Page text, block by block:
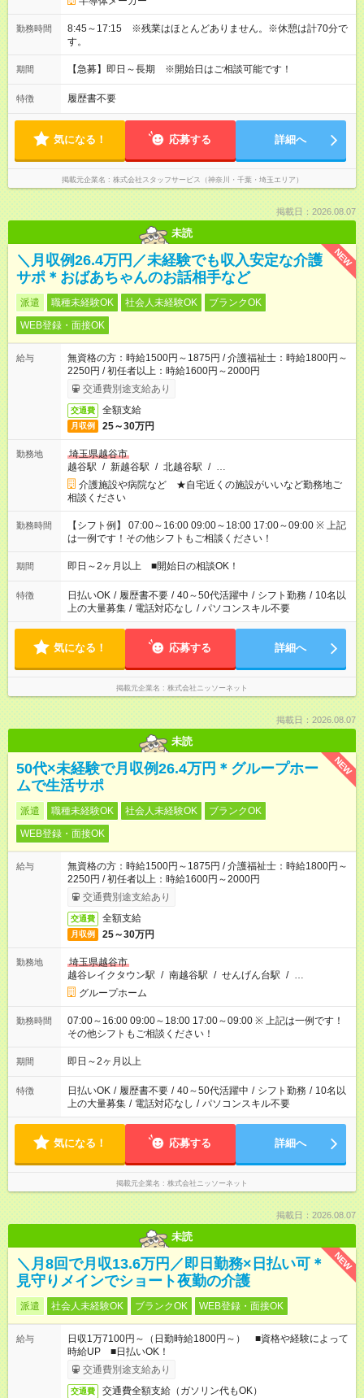
勤務時間
8:45～17:15 ※残業はほとんどありません。※休憩は計70分で
す。
期間 【急募】即日～長期 ※開始日はご相談可能です！
特徴 履歴書不要
気になる！ 応募する 詳細へ
掲載元企業名 株式会社スタッフサービス（神奈川・千葉・埼玉エリア）
掲載日：2026.08.07
未読
NEW
＼月収例26.4万円／未経験でも収入安定な介護
サポ＊おばあちゃんのお話相手など
派遣 職種未経験OK 社会人未経験OK
ブランクOK
WEB登録・面接OK
給与
無資格の方：時給1500円～1875円 / 介護福祉士：時給1800円～
2250円 / 初任者以上：時給1600円～2000円
交通費別途支給あり
交通費 全額支給
月収例 25～30万円
勤務地
埼玉県越谷市
越谷駅 / 新越谷駅 / 北越谷駅 / …
介護施設や病院など ★自宅近くの施設がいいなど勤務地ご
相談ください
勤務時間
【シフト例】 07:00～16:00 09:00～18:00 17:00～09:00 ※ 上記
は一例です！その他シフトもご相談ください！
期間 即日～2ヶ月以上 ■開始日の相談OK！
特徴 日払いOK / 履歴書不要 / 40～50代活躍中 / シフト勤務 / 10名以
上の大量募集 / 電話対応なし / パソコンスキル不要
気になる！ 応募する 詳細へ
掲載元企業名 株式会社ニッソーネット
掲載日：2026.08.07
未読
NEW
50代×未経験で月収例26.4万円＊グループホー
ムで生活サポ
派遣 職種未経験OK 社会人未経験OK
ブランクOK
WEB登録・面接OK
給与
無資格の方：時給1500円～1875円 / 介護福祉士：時給1800円～
2250円 / 初任者以上：時給1600円～2000円
交通費別途支給あり
交通費 全額支給
月収例 25～30万円
勤務地
埼玉県越谷市
越谷レイクタウン駅 / 南越谷駅 / せんげん台駅 / …
グループホーム
勤務時間
07:00～16:00 09:00～18:00 17:00～09:00 ※ 上記は一例です！
その他シフトもご相談ください！
期間 即日～2ヶ月以上
特徴 日払いOK / 履歴書不要 / 40～50代活躍中 / シフト勤務 / 10名以
上の大量募集 / 電話対応なし / パソコンスキル不要
気になる！ 応募する 詳細へ
掲載元企業名 株式会社ニッソーネット
掲載日：2026.08.07
未読
NEW
＼月8回で月収13.6万円／即日勤務×日払い可＊
見守りメインでショート夜勤の介護
派遣 社会人未経験OK ブランクOK WEB登録・面接OK
給与
日収1万7100円～（日勤時給1800円～） ■資格や経験によって
時給UP ■日払いOK！
交通費別途支給あり
交通費 交通費全額支給（ガソリン代もOK）